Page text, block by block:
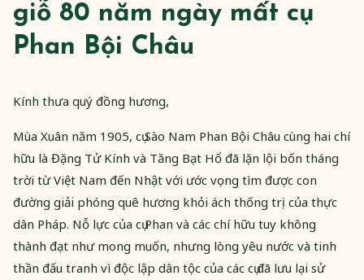
giỗ 80 năm ngày mất cụ
Phan Bội Châu
Kính thưa quý đồng hương,
Mùa Xuân năm 1905, cụ Sào Nam Phan Bội Châu cùng hai chí
hữu là Đặng Tử Kính và Tăng Bạt Hổ đã lặn lội bốn tháng
trời từ Việt Nam đến Nhật với ước vọng tìm được con
đường giải phóng quê hương khỏi ách thống trị của thực
dân Pháp. Nỗ lực của cụ Phan và các chí hữu tuy không
thành đạt như mong muốn, nhưng lòng yêu nước và tinh
thần đấu tranh vì độc lập dân tộc của các cụ đã lưu lại sử